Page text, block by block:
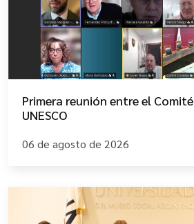
Primera reunión entre el
UNESCO
06 de agosto de 2026